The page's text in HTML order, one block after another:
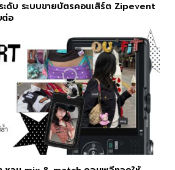
ดับ ระบบขายบัตรคอนเสิร์ต Zipevent
ต่อ